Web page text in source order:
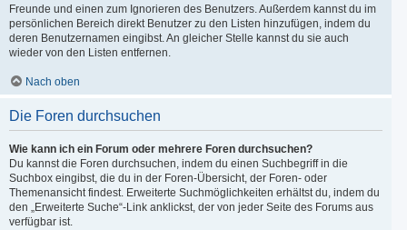
Freunde und einen zum Ignorieren des Benutzers. Außerdem kannst du im
persönlichen Bereich direkt Benutzer zu den Listen hinzufügen, indem du
deren Benutzernamen eingibst. An gleicher Stelle kannst du sie auch
wieder von den Listen entfernen.
Nach oben
Die Foren durchsuchen
Wie kann ich ein Forum oder mehrere Foren durchsuchen?
Du kannst die Foren durchsuchen, indem du einen Suchbegriff in die
Suchbox eingibst, die du in der Foren-Übersicht, der Foren- oder
Themenansicht findest. Erweiterte Suchmöglichkeiten erhältst du, indem du
den „Erweiterte Suche“-Link anklickst, der von jeder Seite des Forums aus
verfügbar ist.